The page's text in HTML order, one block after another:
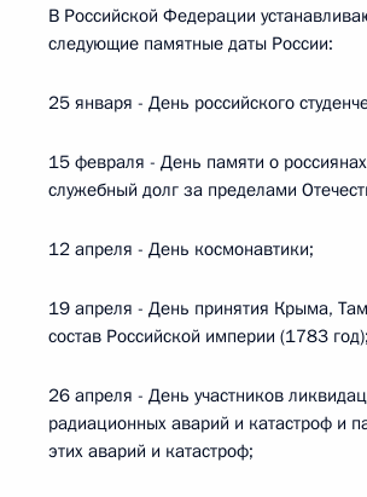
В Российской Федерации
следующие памятные даты России:
25 января - День российского
15 февраля - День памяти о
служебный долг за пределами
12 апреля - День космонавтики;
19 апреля - День принятия Крыма,
состав Российской империи (1783 год);
26 апреля - День участников
радиационных аварий и катастроф и
этих аварий и катастроф;